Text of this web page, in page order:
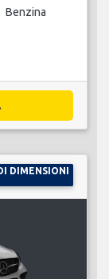
Benzina
DIMENSIONI